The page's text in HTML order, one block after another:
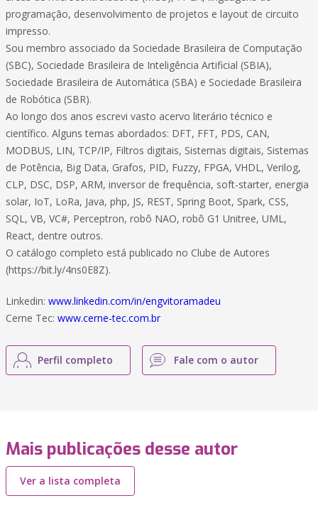
programação, desenvolvimento de projetos e layout de circuito
impresso.
Sou membro associado da Sociedade Brasileira de Computação
(SBC), Sociedade Brasileira de Inteligência Artificial (SBIA),
Sociedade Brasileira de Automática (SBA) e Sociedade Brasileira
de Robótica (SBR).
Ao longo dos anos escrevi vasto acervo literário técnico e
científico. Alguns temas abordados: DFT, FFT, PDS, CAN,
MODBUS, LIN, TCP/IP, Filtros digitais, Sistemas digitais, Sistemas
de Potência, Big Data, Grafos, PID, Fuzzy, FPGA, VHDL, Verilog,
CLP, DSC, DSP, ARM, inversor de frequência, soft-starter, energia
solar, IoT, LoRa, Java, php, JS, REST, Spring Boot, Spark, CSS,
SQL, VB, VC#, Perceptron, robô NAO, robô G1 Unitree, UML,
React, dentre outros.
O catálogo completo está publicado no Clube de Autores
(https://bit.ly/4ns0E8Z).
Linkedin: www.linkedin.com/in/engvitoramadeu
Cerne Tec: www.cerne-tec.com.br
Perfil completo Fale com o autor
Mais publicações desse autor
Ver a lista completa